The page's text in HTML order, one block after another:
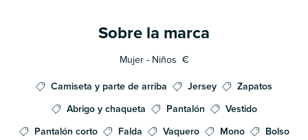
Sobre la marca
Mujer - Niños €
Camiseta y parte de arriba Jersey
Zapatos
Abrigo y chaqueta
Pantalón
Vestido
Pantalón corto
Falda Vaquero Mono
Bolso